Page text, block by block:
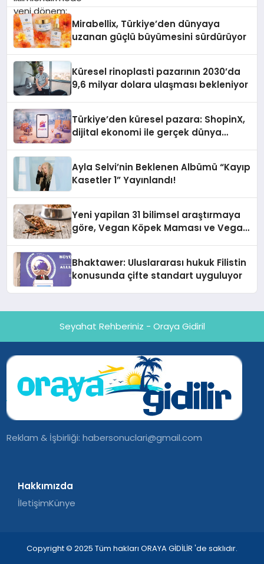
Mirabellix, Türkiye’den dünyaya
uzanan güçlü büyümesini sürdürüyor
Küresel rinoplasti pazarının 2030’da
9,6 milyar dolara ulaşması bekleniyor
Türkiye’den küresel pazara: ShopinX,
dijital ekonomi ile gerçek dünya
Ayla Selvi’nin Beklenen Albümü “Kayıp
Kasetler 1” Yayınlandı!
Yeni yapilan 31 bilimsel araştırmaya
göre, Vegan Köpek Maması ve Vegan
Bhaktawer: Uluslararası hukuk Filistin
konusunda çifte standart uyguluyor
Seyahat Rehberiniz - Oraya Gidiril
Reklam & İşbirliği:habersonuclari@gmail.com
Hakkımızda
İletişimKünye
Copyright © 2025 Tüm hakları ORAYA GİDİLİR 'de saklıdır.